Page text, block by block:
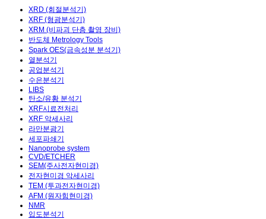
XRD (회절분석기)
XRF (형광분석기)
XRM (비파괴 단층 촬영 장비)
반도체 Metrology Tools
Spark OES(금속성분 분석기)
열분석기
공업분석기
수은분석기
LIBS
탄소/유황 분석기
XRF시료전처리
XRF 악세사리
라만분광기
세포파쇄기
Nanoprobe system
CVD/ETCHER
SEM(주사전자현미경)
전자현미경 악세사리
TEM (투과전자현미경)
AFM (원자힘현미경)
NMR
입도분석기